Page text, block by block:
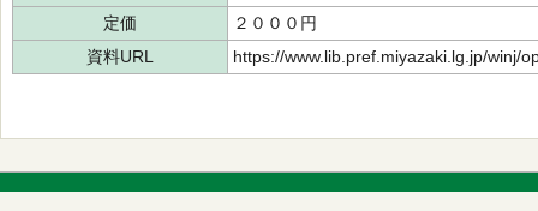
定価
２０００円
資料URL
https://www.lib.pref.miyazaki.lg.jp/winj/